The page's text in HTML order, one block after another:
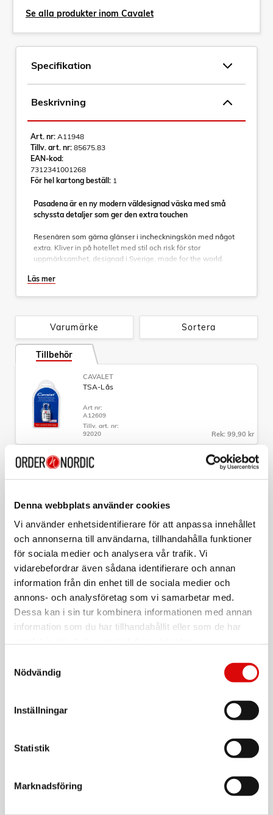
Denna webbplats använder cookies
Vi använder enhetsidentifierare för att anpassa innehållet
och annonserna till användarna, tillhandahålla funktioner
för sociala medier och analysera vår trafik. Vi
vidarebefordrar även sådana identifierare och annan
information från din enhet till de sociala medier och
annons- och analysföretag som vi samarbetar med.
Dessa kan i sin tur kombinera informationen med annan
information som du har tillhandahållit eller som de har
Nödvändig
Inställningar
Statistik
Marknadsföring
Se alla produkter inom Cavalet
Specifikation
Beskrivning
Art. nr: A11948
Tillv. art. nr: 85675.83
EAN-kod:
7312341001268
För hel kartong beställ: 1
Pasadena är en ny modern väldesignad väska med små
schyssta detaljer som ger den extra touchen
Resenären som gärna glänser i incheckningskön med något
extra. Kliver in på hotellet med stil och risk för stor
uppmärksamhet, designad i Sverige, made for the world.
Genomtänkta detaljer som matchar rakt igenom. Dubbelhjul
dina kläder som ligger säkert på plats.
Specifikationer:
- Expanderbar
- Helt integrerat teleskophandtag
- Fast TSA-lås som är inbyggt
- Material: 100% virgin ABS
- Mått: 75 x 50 x 32-36cm
- Vikt: 4,5kg
- Volym: 103-123L
- Garanti: 5 års fabrikationsgaranti
Läs mer
Sortera
Varumärke
Tillbehör
CAVALET
TSA-Lås
Art nr:
A12609
Tillv. art. nr:
92020
Rek: 99,90 kr
CAVALET
A12615
92202.10
Rek: 199,00 kr
CAVALET
Art nr:
Tillv. art. nr:
92208.11
Rek: 179,00 kr
Rek: 129,00 kr
CAVALET